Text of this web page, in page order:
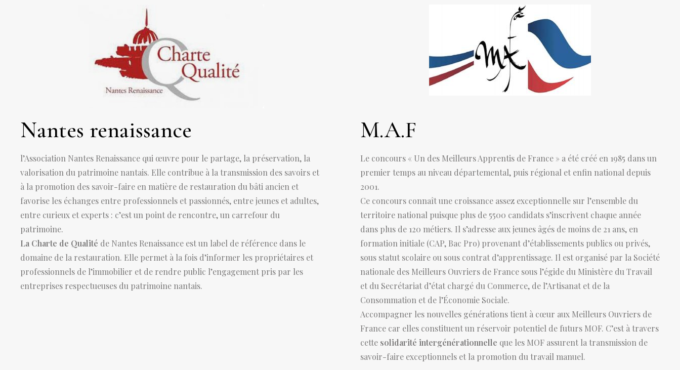
Nantes renaissance
l’Association Nantes Renaissance qui œuvre pour le partage, la préservation, la
valorisation du patrimoine nantais. Elle contribue à la transmission des savoirs et
à la promotion des savoir-faire en matière de restauration du bâti ancien et
favorise les échanges entre professionnels et passionnés, entre jeunes et adultes,
entre curieux et experts : c’est un point de rencontre, un carrefour du
patrimoine.
La Charte de Qualité de Nantes Renaissance est un label de référence dans le
domaine de la restauration. Elle permet à la fois d’informer les propriétaires et
professionnels de l’immobilier et de rendre public l’engagement pris par les
entreprises respectueuses du patrimoine nantais.
M.A.F
Le concours « Un des Meilleurs Apprentis de France » a été créé en 1985 dans un
premier temps au niveau départemental, puis régional et enfin national depuis
2001.
Ce concours connaît une croissance assez exceptionnelle sur l’ensemble du
territoire national puisque plus de 5500 candidats s’inscrivent chaque année
dans plus de 120 métiers. Il s’adresse aux jeunes âgés de moins de 21 ans, en
formation initiale (CAP, Bac Pro) provenant d’établissements publics ou privés,
sous statut scolaire ou sous contrat d’apprentissage. Il est organisé par la Société
nationale des Meilleurs Ouvriers de France sous l’égide du Ministère du Travail
et du Secrétariat d’état chargé du Commerce, de l’Artisanat et de la
Consommation et de l’Économie Sociale.
Accompagner les nouvelles générations tient à cœur aux Meilleurs Ouvriers de
France car elles constituent un réservoir potentiel de futurs MOF. C’est à travers
cette solidarité intergénérationnelle que les MOF assurent la transmission de
savoir-faire exceptionnels et la promotion du travail manuel.